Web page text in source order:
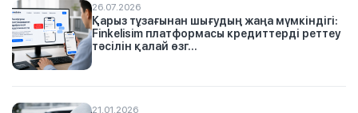
26.07.2026
Қарыз тұзағынан шығудың жаңа мүмкіндігі:
Finkelisim платформасы кредиттерді реттеу
тәсілін қалай өзг...
21.01.2026